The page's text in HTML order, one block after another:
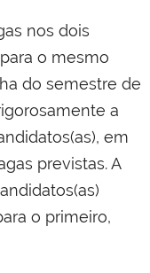
nos dois
o mesmo
do semestre de
a
em
previstas. A
o primeiro,